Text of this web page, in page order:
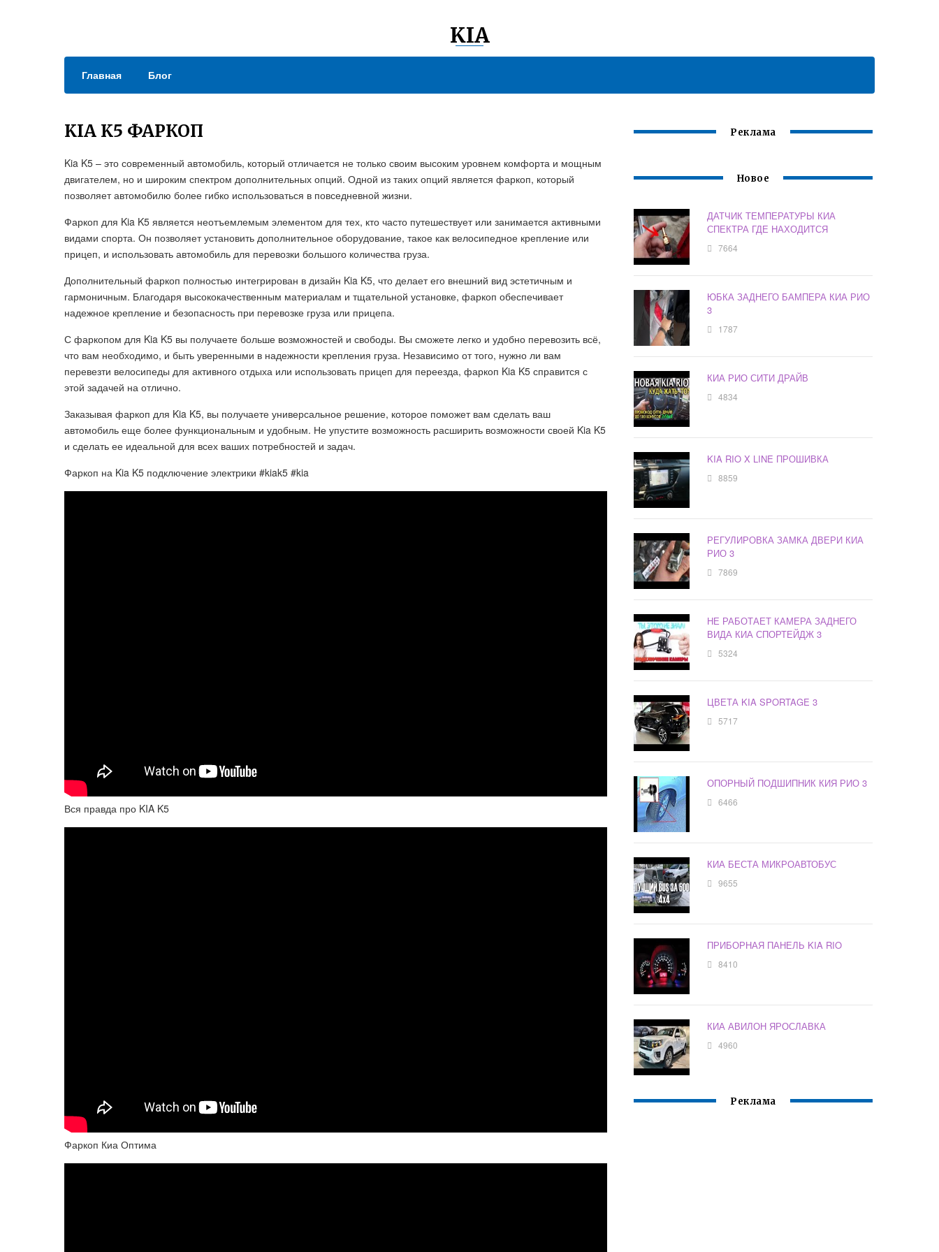
KIA
Главная Блог
KIA K5 ФАРКОП
Kia K5 – это современный автомобиль, который отличается не только своим высоким уровнем комфорта и мощным
двигателем, но и широким спектром дополнительных опций. Одной из таких опций является фаркоп, который
позволяет автомобилю более гибко использоваться в повседневной жизни.
Фаркоп для Kia K5 является неотъемлемым элементом для тех, кто часто путешествует или занимается активными
видами спорта. Он позволяет установить дополнительное оборудование, такое как велосипедное крепление или
прицеп, и использовать автомобиль для перевозки большого количества груза.
Дополнительный фаркоп полностью интегрирован в дизайн Kia K5, что делает его внешний вид эстетичным и
гармоничным. Благодаря высококачественным материалам и тщательной установке, фаркоп обеспечивает
надежное крепление и безопасность при перевозке груза или прицепа.
С фаркопом для Kia K5 вы получаете больше возможностей и свободы. Вы сможете легко и удобно перевозить всё,
что вам необходимо, и быть уверенными в надежности крепления груза. Независимо от того, нужно ли вам
перевезти велосипеды для активного отдыха или использовать прицеп для переезда, фаркоп Kia K5 справится с
этой задачей на отлично.
Заказывая фаркоп для Kia K5, вы получаете универсальное решение, которое поможет вам сделать ваш
автомобиль еще более функциональным и удобным. Не упустите возможность расширить возможности своей Kia K5
и сделать ее идеальной для всех ваших потребностей и задач.
Фаркоп на Kia K5 подключение электрики #kiak5 #kia
Вся правда про KIA K5
Фаркоп Киа Оптима
Реклама
Новое
ДАТЧИК ТЕМПЕРАТУРЫ КИА
СПЕКТРА ГДЕ НАХОДИТСЯ
7664
ЮБКА ЗАДНЕГО БАМПЕРА КИА РИО
3
1787
КИА РИО СИТИ ДРАЙВ
4834
KIA RIO X LINE ПРОШИВКА
8859
РЕГУЛИРОВКА ЗАМКА ДВЕРИ КИА
РИО 3
7869
НЕ РАБОТАЕТ КАМЕРА ЗАДНЕГО
ВИДА КИА СПОРТЕЙДЖ 3
5324
ЦВЕТА KIA SPORTAGE 3
5717
ОПОРНЫЙ ПОДШИПНИК КИЯ РИО 3
6466
КИА БЕСТА МИКРОАВТОБУС
9655
ПРИБОРНАЯ ПАНЕЛЬ KIA RIO
8410
КИА АВИЛОН ЯРОСЛАВКА
4960
Реклама